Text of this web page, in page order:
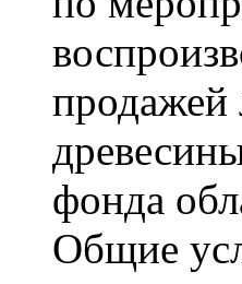
продажей
фонда
Общие